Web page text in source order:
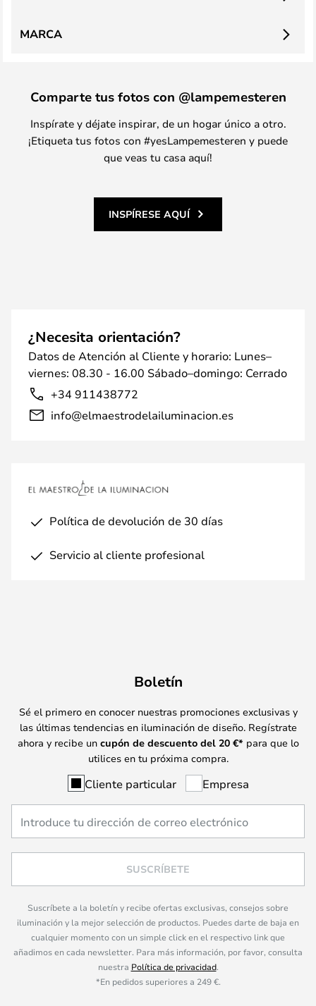
MARCA
Comparte tus fotos con @lampemesteren
Inspírate y déjate inspirar, de un hogar único a otro.
¡Etiqueta tus fotos con #yesLampemesteren y puede
que veas tu casa aquí!
INSPÍRESE AQUÍ
¿Necesita orientación?
Datos de Atención al Cliente y horario: Lunes–
viernes: 08.30 - 16.00 Sábado–domingo: Cerrado
+34 911438772
info@elmaestrodelailuminacion.es
Política de devolución de 30 días
Servicio al cliente profesional
Boletín
Sé el primero en conocer nuestras promociones exclusivas y
las últimas tendencias en iluminación de diseño. Regístrate
ahora y recibe un cupón de descuento del 20 €* para que lo
utilices en tu próxima compra.
Cliente particular Empresa
SUSCRÍBETE
Suscríbete a la boletín y recibe ofertas exclusivas, consejos sobre
iluminación y la mejor selección de productos. Puedes darte de baja en
cualquier momento con un simple click en el respectivo link que
añadimos en cada newsletter. Para más información, por favor, consulta
nuestra Política de privacidad.
*En pedidos superiores a 249 €.